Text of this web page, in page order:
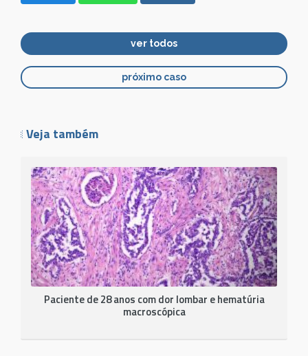
ver todos
próximo caso
Veja também
Paciente de 28 anos com dor lombar e hematúria
macroscópica